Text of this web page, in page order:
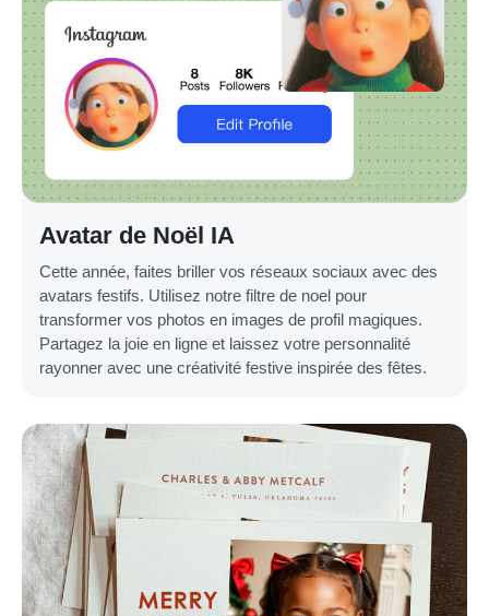
Avatar de Noël IA
Cette année, faites briller vos réseaux sociaux avec des
avatars festifs. Utilisez notre filtre de noel pour
transformer vos photos en images de profil magiques.
Partagez la joie en ligne et laissez votre personnalité
rayonner avec une créativité festive inspirée des fêtes.